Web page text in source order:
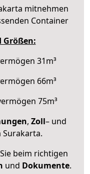
mitnehmen
Container
Größen:
31m³
66m³
75m³
, Zoll– und
Surakarta.
beim richtigen
und Dokumente.